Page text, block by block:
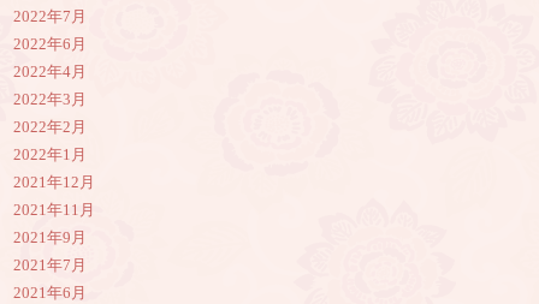
2022年7月
2022年6月
2022年4月
2022年3月
2022年2月
2022年1月
2021年12月
2021年11月
2021年9月
2021年7月
2021年6月